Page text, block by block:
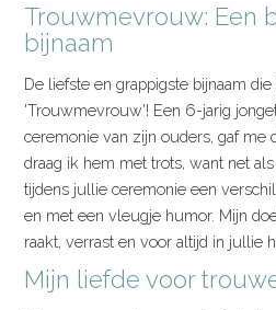
Trouwmevrouw: Een
bijnaam
De liefste en grappigste bijnaam
'Trouwmevrouw'! Een 6-jarig
ceremonie van zijn ouders, gaf me
draag ik hem met trots, want net
tijdens jullie ceremonie een
en met een vleugje humor. Mijn
raakt, verrast en voor altijd in jullie
Mijn liefde voor